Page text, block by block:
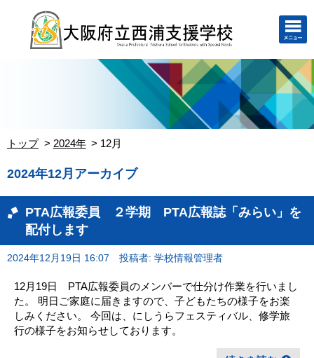
トップ 2024年 12月
2024年12月アーカイブ
PTA広報委員 ２学期 PTA広報誌「みらい」を
配付します
2024年12月19日 16:07 投稿者: 学校情報管理者
12月19日 PTA広報委員のメンバーで仕分け作業を行いまし
た。 明日ご家庭に届きますので、子どもたちの様子をお楽
しみください。 今回は、にしうらフェスティバル、修学旅
行の様子をお知らせしております。